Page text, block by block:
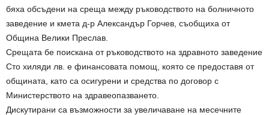
бяха обсъдени на среща между ръководството на болничното
заведение и кмета д-р Александър Горчев, съобщиха от
Община Велики Преслав.
Срещата бе поискана от ръководството на здравното заведение
Сто хиляди лв. е финансовата помощ, която се предоставя от
общината, като са осигурени и средства по договор с
Министерството на здравеопазването.
Дискутирани са възможности за увеличаване на месечните